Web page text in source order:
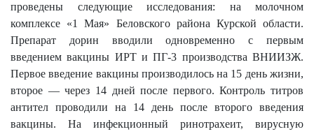
проведены следующие исследования: на молочном
комплексе «1 Мая» Беловского района Курской области.
Препарат дорин вводили одновременно с первым
введением вакцины ИРТ и ПГ-3 производства ВНИИЗЖ.
Первое введение вакцины производилось на 15 день жизни,
второе — через 14 дней после первого. Контроль титров
антител проводили на 14 день после второго введения
вакцины. На инфекционный ринотрахеит, вирусную